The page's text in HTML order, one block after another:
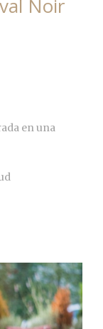
Noir
en una